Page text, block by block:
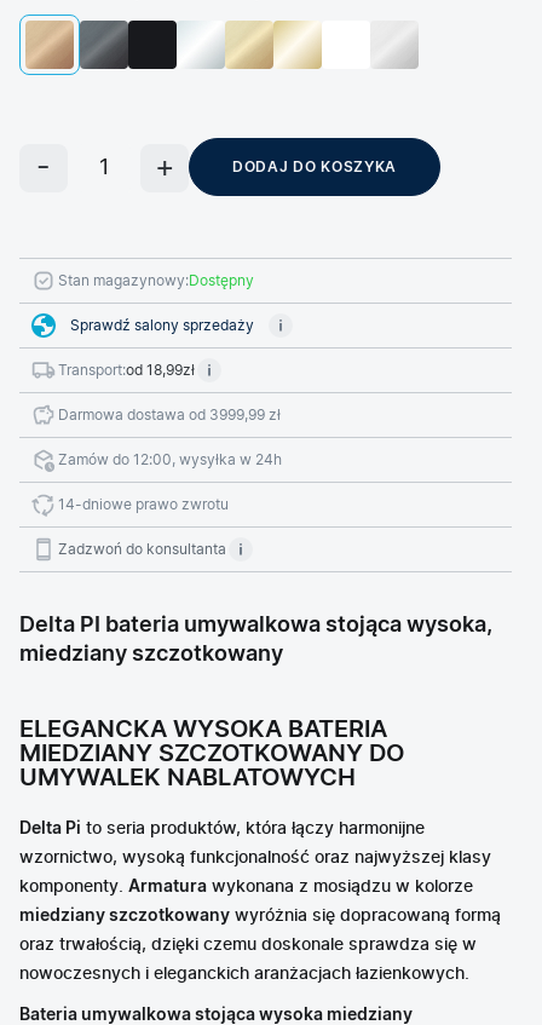
DODAJ DO KOSZYKA
Stan magazynowy:Dostępny
Sprawdź salony sprzedaży
Transport:od 18,99zł
Darmowa dostawa od 3999,99 zł
Zamów do 12:00, wysyłka w 24h
14-dniowe prawo zwrotu
Zadzwoń do konsultanta
Delta PI bateria umywalkowa stojąca wysoka,
miedziany szczotkowany
ELEGANCKA WYSOKA BATERIA
MIEDZIANY SZCZOTKOWANY DO
UMYWALEK NABLATOWYCH
Delta Pi to seria produktów, która łączy harmonijne
wzornictwo, wysoką funkcjonalność oraz najwyższej klasy
komponenty. Armatura wykonana z mosiądzu w kolorze
miedziany szczotkowany wyróżnia się dopracowaną formą
oraz trwałością, dzięki czemu doskonale sprawdza się w
nowoczesnych i eleganckich aranżacjach łazienkowych.
Bateria umywalkowa stojąca wysoka miedziany